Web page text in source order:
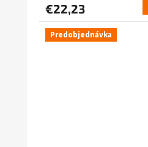
€22,23
Predobjednávka